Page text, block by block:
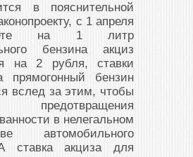
в пояснительной
с 1 апреля
на 1 литр
бензина акциз
на 2 рубля, ставки
прямогонный бензин
вслед за этим, чтобы
предотвращения
в нелегальном
автомобильного
ставка акциза для